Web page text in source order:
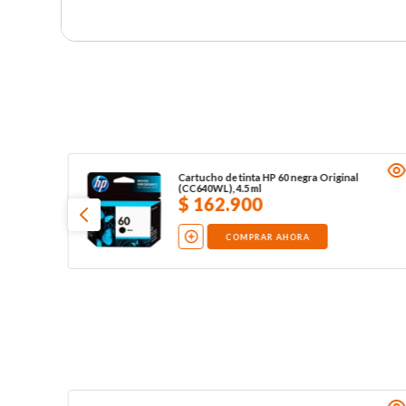
Cartucho de tinta HP 60 negra Original
(CC640WL), 4.5 ml
$ 162.900
COMPRAR AHORA